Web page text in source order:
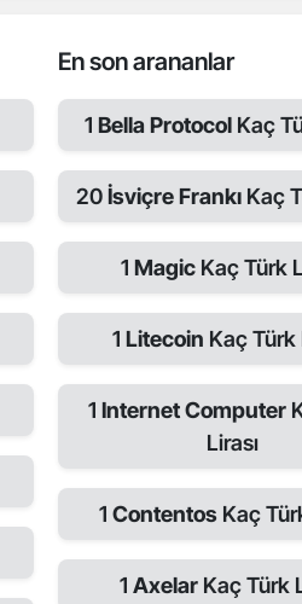
En son arananlar
1Bella Protocol Kaç
20İsviçre FrankıKaç
1Magic Kaç Türk
1Litecoin Kaç Türk
1 Internet Computer
Lirası
1Contentos Kaç
1 Axelar Kaç Türk